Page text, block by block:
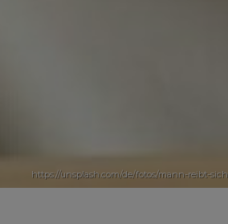
https://unsplash.com/de/fotos/mann-reibt-